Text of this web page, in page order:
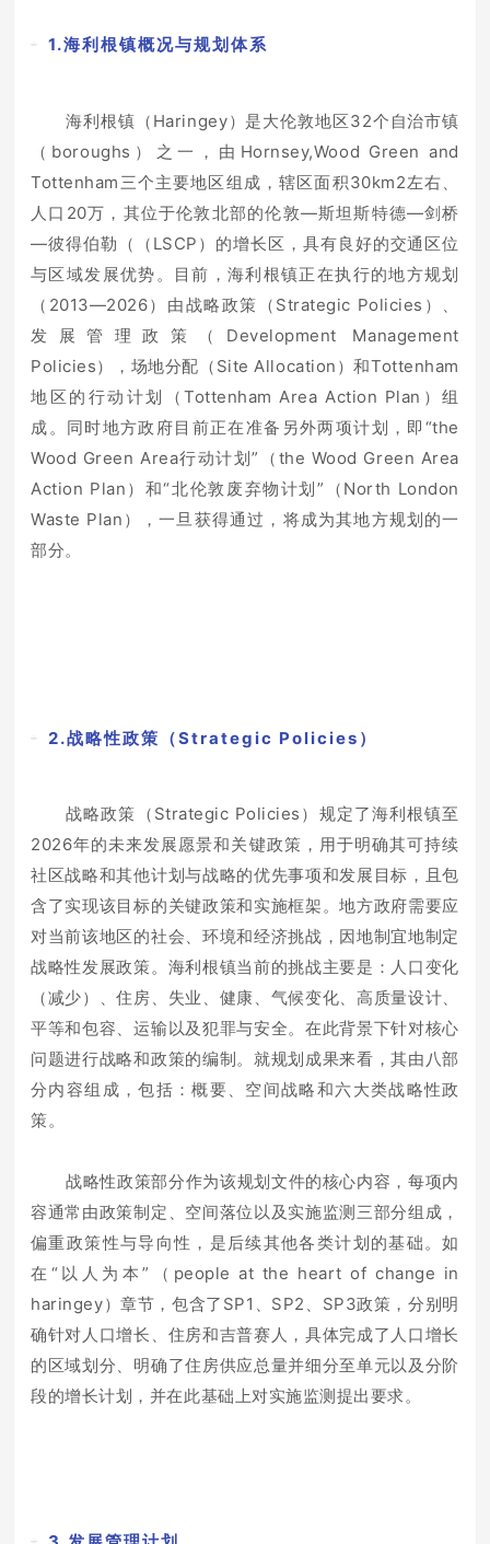
1.海利根镇概况与规划体系
海利根镇（Haringey）是大伦敦地区32个自治市镇
（boroughs）之一，由Hornsey,Wood Green and
Tottenham三个主要地区组成，辖区面积30km2左右、
人口20万，其位于伦敦北部的伦敦—斯坦斯特德—剑桥
—彼得伯勒（（LSCP）的增长区，具有良好的交通区位
与区域发展优势。目前，海利根镇正在执行的地方规划
（2013—2026）由战略政策（Strategic Policies）、
发展管理政策（Development Management
Policies），场地分配（Site Allocation）和Tottenham
地区的行动计划（Tottenham Area Action Plan）组
成。同时地方政府目前正在准备另外两项计划，即“the
Wood Green Area行动计划”（the Wood Green Area
Action Plan）和“北伦敦废弃物计划”（North London
Waste Plan），一旦获得通过，将成为其地方规划的一
部分。
2.战略性政策（Strategic Policies）
战略政策（Strategic Policies）规定了海利根镇至
2026年的未来发展愿景和关键政策，用于明确其可持续
社区战略和其他计划与战略的优先事项和发展目标，且包
含了实现该目标的关键政策和实施框架。地方政府需要应
对当前该地区的社会、环境和经济挑战，因地制宜地制定
战略性发展政策。海利根镇当前的挑战主要是：人口变化
（减少）、住房、失业、健康、气候变化、高质量设计、
平等和包容、运输以及犯罪与安全。在此背景下针对核心
问题进行战略和政策的编制。就规划成果来看，其由八部
分内容组成，包括：概要、空间战略和六大类战略性政
策。
战略性政策部分作为该规划文件的核心内容，每项内
容通常由政策制定、空间落位以及实施监测三部分组成，
偏重政策性与导向性，是后续其他各类计划的基础。如
在“以人为本”（people at the heart of change in
haringey）章节，包含了SP1、SP2、SP3政策，分别明
确针对人口增长、住房和吉普赛人，具体完成了人口增长
的区域划分、明确了住房供应总量并细分至单元以及分阶
段的增长计划，并在此基础上对实施监测提出要求。